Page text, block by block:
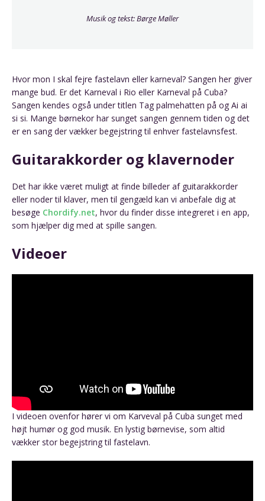
Musik og tekst: Børge Møller
Hvor mon I skal fejre fastelavn eller karneval? Sangen her giver
mange bud. Er det Karneval i Rio eller Karneval på Cuba?
Sangen kendes også under titlen Tag palmehatten på og Ai ai
si si. Mange børnekor har sunget sangen gennem tiden og det
er en sang der vækker begejstring til enhver fastelavnsfest.
Guitarakkorder og klavernoder
Det har ikke været muligt at finde billeder af guitarakkorder
eller noder til klaver, men til gengæld kan vi anbefale dig at
besøge Chordify.net, hvor du finder disse integreret i en app,
som hjælper dig med at spille sangen.
Videoer
I videoen ovenfor hører vi om Karveval på Cuba sunget med
højt humør og god musik. En lystig børnevise, som altid
vækker stor begejstring til fastelavn.